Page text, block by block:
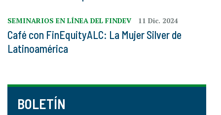
SEMINARIOS EN LÍNEA DEL FINDEV 11 Dic. 2024
Café con FinEquityALC: La Mujer Silver de
Latinoamérica
BOLETÍN